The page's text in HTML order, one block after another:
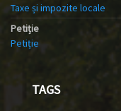
Taxe și impozite locale
Petiție
Petiție
TAGS